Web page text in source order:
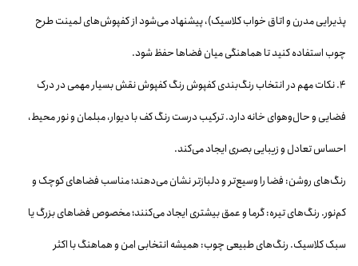
پذیرایی مدرن و اتاق خواب کلاسیک)، پیشنهاد می‌شود از کفپوش‌های لمینت طرح
چوب استفاده کنید تا هماهنگی میان فضاها حفظ شود.
۴. نکات مهم در انتخاب رنگ‌بندی کفپوش رنگ کفپوش نقش بسیار مهمی در درک
فضایی و حال‌وهوای خانه دارد. ترکیب درست رنگ کف با دیوار، مبلمان و نور محیط،
احساس تعادل و زیبایی بصری ایجاد می‌کند.
رنگ‌های روشن: فضا را وسیع‌تر و دلبازتر نشان می‌دهند؛ مناسب فضاهای کوچک و
کم‌نور. رنگ‌های تیره: گرما و عمق بیشتری ایجاد می‌کنند؛ مخصوص فضاهای بزرگ یا
سبک کلاسیک. رنگ‌های طبیعی چوب: همیشه انتخابی امن و هماهنگ با اکثر